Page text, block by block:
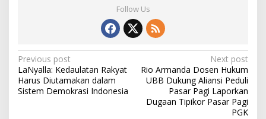
Follow Us
P
o
s
Previous post
LaNyalla: Kedaulatan Rakyat
Harus Diutamakan dalam
Sistem Demokrasi Indonesia
Next post
Rio Armanda Dosen Hukum
UBB Dukung Aliansi Peduli
Pasar Pagi Laporkan
Dugaan Tipikor Pasar Pagi
PGK